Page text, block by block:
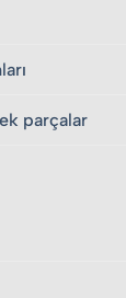
parçalar